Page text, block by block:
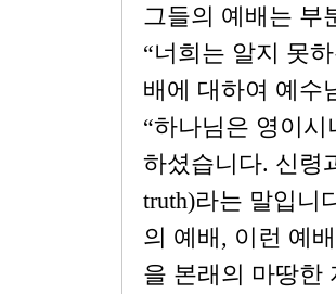
그들의 예배는 부
“너희는 알지 못
배에 대하여 예수
“하나님은 영이
하셨습니다. 신령
truth)라는 말입니
의 예배, 이런 예
을 본래의 마땅한